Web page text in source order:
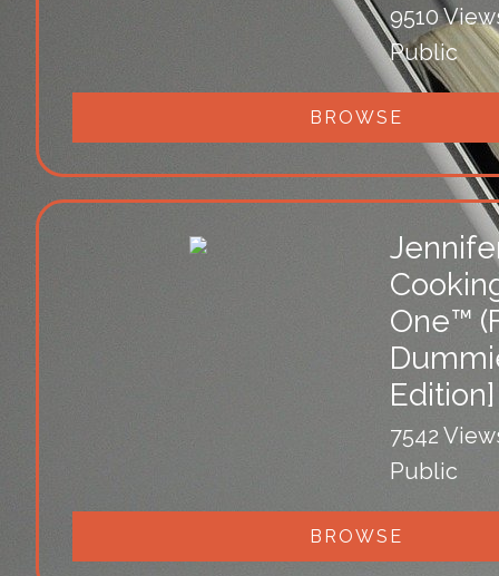
9510
Public
BROWSE
One™
Edition]
7542
Public
BROWSE